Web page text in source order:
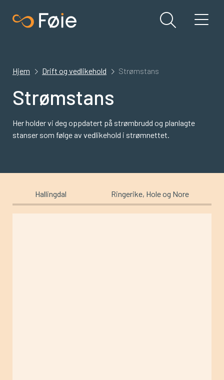
Hjem Drift og vedlikehold Strømstans
Strømstans
Her holder vi deg oppdatert på strømbrudd og planlagte
stanser som følge av vedlikehold i strømnettet.
Hallingdal Ringerike, Hole og Nore